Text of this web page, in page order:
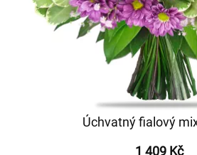
Úchvatný fialový
1 409 Kč